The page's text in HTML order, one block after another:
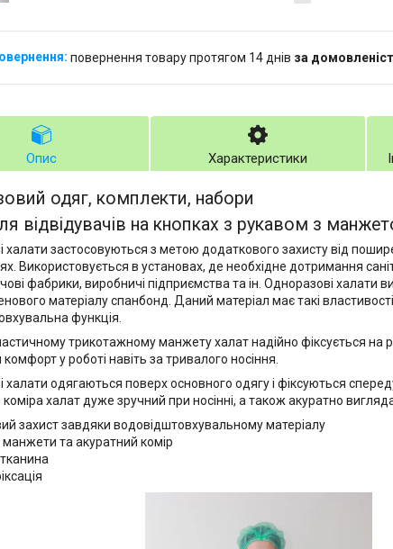
повернення товару протягом 14 днів за
Опис Характеристики
одяг, комплекти, набори
відвідувачів на кнопках з рукавом з
халати застосовуються з метою додаткового захисту від
Використовується в установах, де необхідне дотримання
фабрики, виробничі підприємства та ін. Одноразові халати
матеріалу спанбонд. Даний матеріал має такі
функція.
трикотажному манжету халат надійно фіксується на
у роботі навіть за тривалого носіння.
халати одягаються поверх основного одягу і фіксуються
коміра халат дуже зручний при носінні, а також акуратно
захист завдяки водовідштовхувальному матеріалу
манжети та акуратний комір